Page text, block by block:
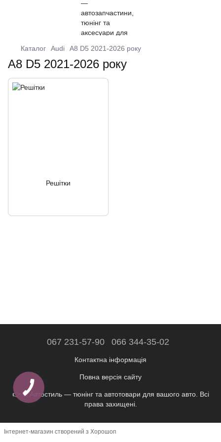
Каталог Audi A8 D5 2021-2026 року
A8 D5 2021-2026 року
Решітки
067 231-57-90 066 344-35-02
Контактна інформація
Повна версія сайту
👉 © Автостиль — тюнінг та автотовари для вашого авто. Всі
права захищені.
Інтернет-магазин створений з Хорошоп